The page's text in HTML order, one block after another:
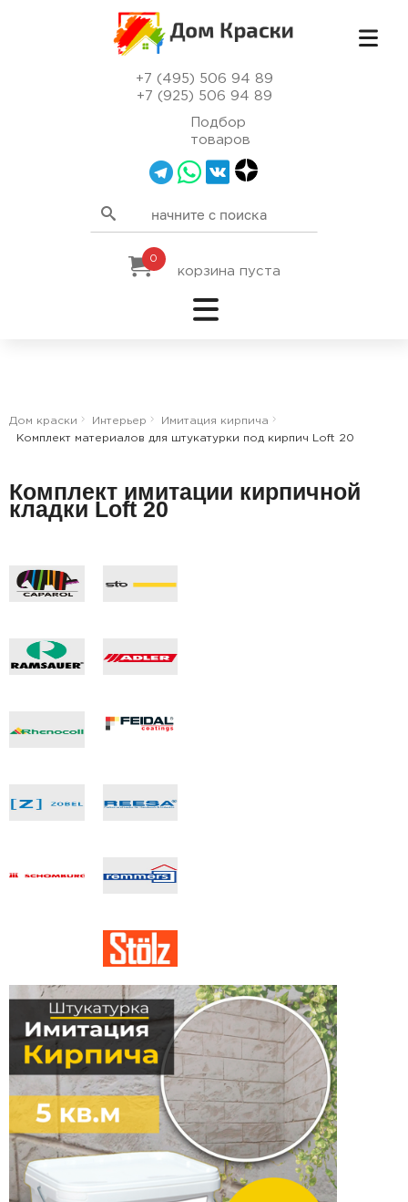
+7 (495) 506 94 89
+7 (925) 506 94 89
Подбор
товаров
0
корзина пуста
Дом краски Интерьер
Имитация кирпича
Комплект материалов для штукатурки под кирпич Loft 20
Комплект имитации кирпичной
кладки Loft 20